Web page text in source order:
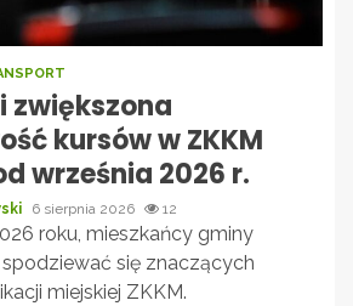
zwiększona
kursów w ZKKM
września 2026 r.
6 sierpnia 2026 12
roku, mieszkańcy gminy
się znaczących
miejskiej ZKKM.